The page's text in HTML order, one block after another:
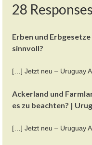
28 Responses
Erben und
sinnvoll?
[…] Jetzt neu – Uruguay
Ackerland und
es zu beachten? |
[…] Jetzt neu – Uruguay